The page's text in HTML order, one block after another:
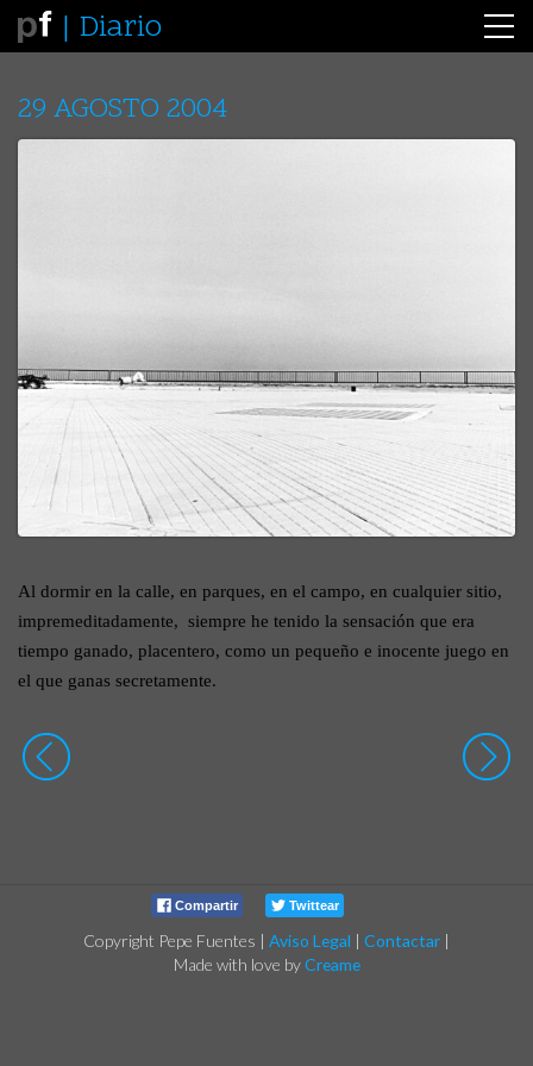
Diario
29 AGOSTO 2004
Al dormir en la calle, en parques, en el campo, en cualquier sitio,
impremeditadamente, siempre he tenido la sensación que era
tiempo ganado, placentero, como un pequeño e inocente juego en
el que ganas secretamente.
Compartir Twittear
Copyright Pepe Fuentes | Aviso Legal | Contactar |
Made with love byCreame